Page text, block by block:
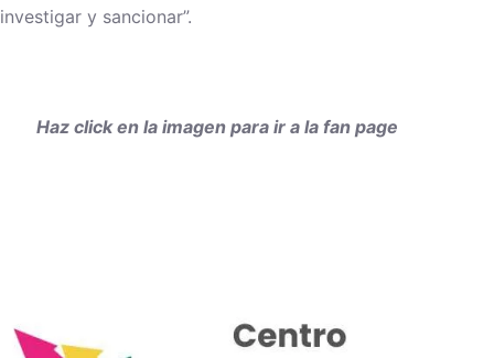
investigar y sancionar”.
Haz click en la imagen para ir a la fan page